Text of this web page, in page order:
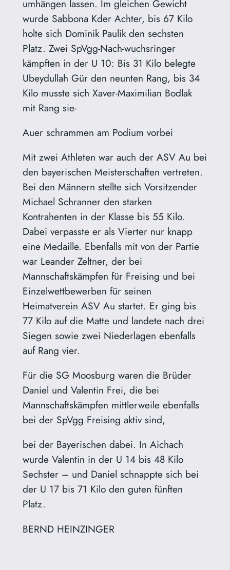
umhängen lassen. Im gleichen Gewicht
wurde Sabbona Kder Achter, bis 67 Kilo
holte sich Dominik Paulik den sechsten
Platz. Zwei SpVgg-Nach-wuchsringer
kämpften in der U 10: Bis 31 Kilo belegte
Ubeydullah Gür den neunten Rang, bis 34
Kilo musste sich Xaver-Maximilian Bodlak
mit Rang sie-
Auer schrammen am Podium vorbei
Mit zwei Athleten war auch der ASV Au bei
den bayerischen Meisterschaften vertreten.
Bei den Männern stellte sich Vorsitzender
Michael Schranner den starken
Kontrahenten in der Klasse bis 55 Kilo.
Dabei verpasste er als Vierter nur knapp
eine Medaille. Ebenfalls mit von der Partie
war Leander Zeltner, der bei
Mannschaftskämpfen für Freising und bei
Einzelwettbewerben für seinen
Heimatverein ASV Au startet. Er ging bis
77 Kilo auf die Matte und landete nach drei
Siegen sowie zwei Niederlagen ebenfalls
auf Rang vier.
Für die SG Moosburg waren die Brüder
Daniel und Valentin Frei, die bei
Mannschaftskämpfen mittlerweile ebenfalls
bei der SpVgg Freising aktiv sind,
bei der Bayerischen dabei. In Aichach
wurde Valentin in der U 14 bis 48 Kilo
Sechster – und Daniel schnappte sich bei
der U 17 bis 71 Kilo den guten fünften
Platz.
BERND HEINZINGER